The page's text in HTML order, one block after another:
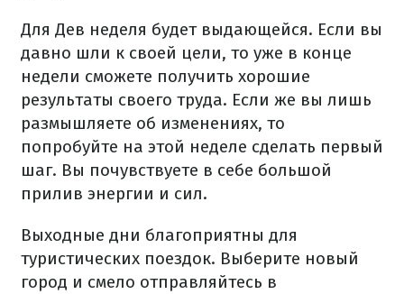
Для Дев неделя будет выдающейся. Если вы
давно шли к своей цели, то уже в конце
недели сможете получить хорошие
результаты своего труда. Если же вы лишь
размышляете об изменениях, то
попробуйте на этой неделе сделать первый
шаг. Вы почувствуете в себе большой
прилив энергии и сил.
Выходные дни благоприятны для
туристических поездок. Выберите новый
город и смело отправляйтесь в